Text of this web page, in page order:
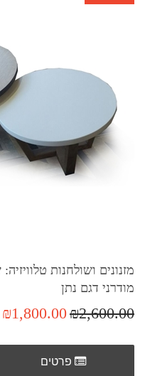
מזנונים ושולחנות
מודרני דגם נתן
₪2,600.00
₪1,800.00
פרטים